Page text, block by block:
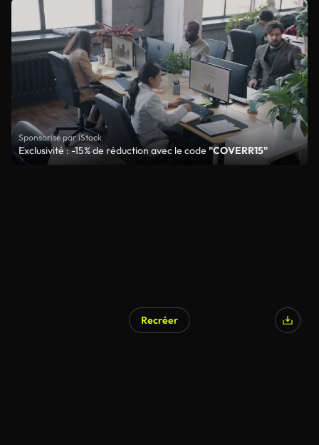
Sponsorisé par iStock
Exclusivité : -15% de réduction avec le code "COVERR15"
Recréer